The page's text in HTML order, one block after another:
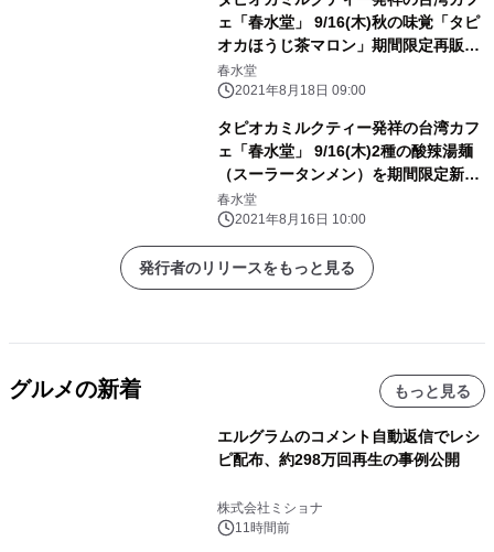
ェ「春水堂」 9/16(木)秋の味覚「タピ
オカほうじ茶マロン」期間限定再販売
決定
春水堂
2021年8月18日 09:00
タピオカミルクティー発祥の台湾カフ
ェ「春水堂」 9/16(木)2種の酸辣湯麺
（スーラータンメン）を期間限定新発
売
春水堂
2021年8月16日 10:00
発行者のリリースをもっと見る
グルメの新着 もっと見る
エルグラムのコメント自動返信でレシ
ピ配布、約298万回再生の事例公開
株式会社ミショナ
11時間前